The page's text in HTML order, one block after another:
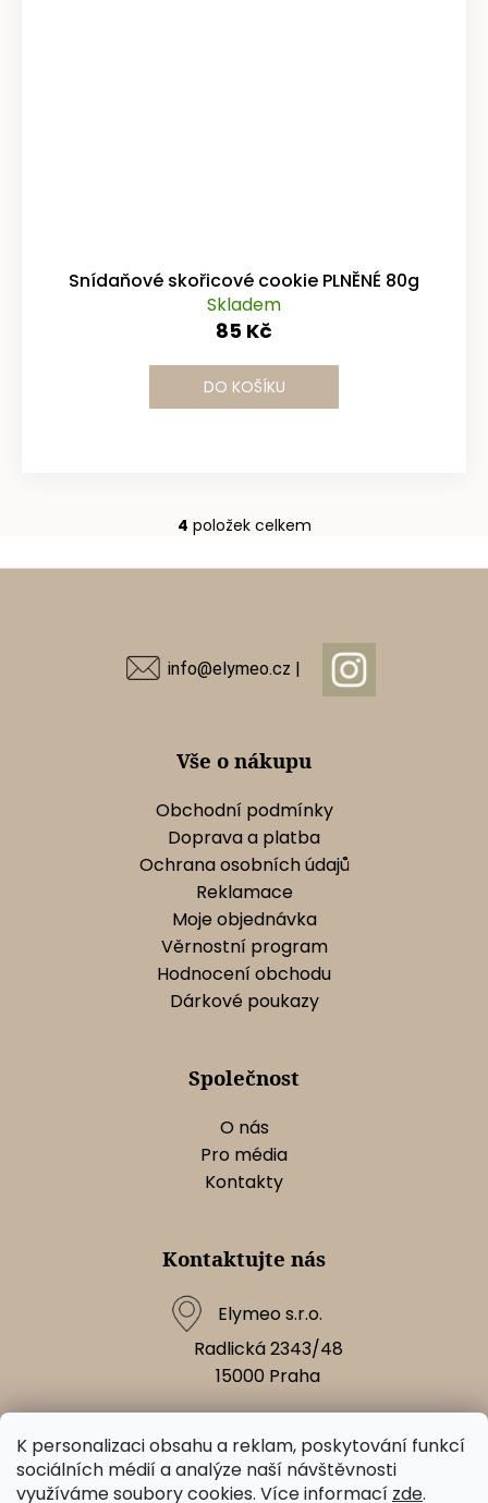
K personalizaci obsahu a reklam, poskytování funkcí
sociálních médií a analýze naší návštěvnosti
využíváme soubory cookies. Více informací zde.
Snídaňové skořicové cookie PLNĚNÉ 80g
Skladem
85 Kč
DO KOŠÍKU
O
c
r
v
k
y
v
ý
p
i
s
u
4 položek celkem
info@elymeo.cz |
Vše o nákupu
Obchodní podmínky
Doprava a platba
Ochrana osobních údajů
Reklamace
Moje objednávka
Věrnostní program
Hodnocení obchodu
Dárkové poukazy
Společnost
O nás
Pro média
Kontakty
Kontaktujte nás
Elymeo s.r.o.
Radlická 2343/48
15000 Praha
Napište nám!